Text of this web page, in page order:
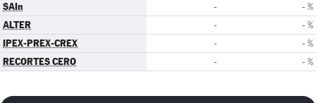
SAIn - - %
ALTER - - %
IPEX-PREX-CREX - - %
RECORTES CERO - - %